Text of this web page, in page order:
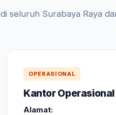
di seluruh Surabaya Raya
OPERASIONAL
Kantor
Alamat: